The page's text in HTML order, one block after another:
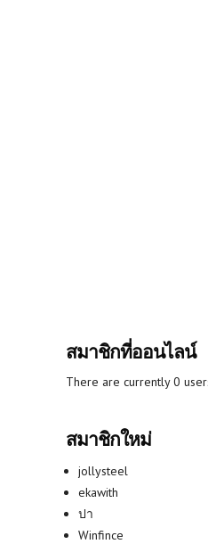
สมาชิกที่ออนไลน์
There are currently 0
สมาชิกใหม่
jollysteel
ekawith
ปา
Winfince